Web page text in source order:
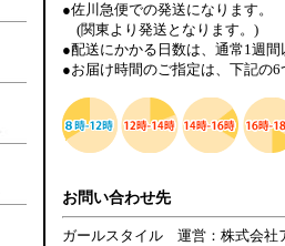
●佐川急便での発送になります。
(関東より発送となります。)
●配送にかかる日数は、通常1週
●お届け時間のご指定は、下記の
お問い合わせ先
ガールスタイル 運営：株式会社